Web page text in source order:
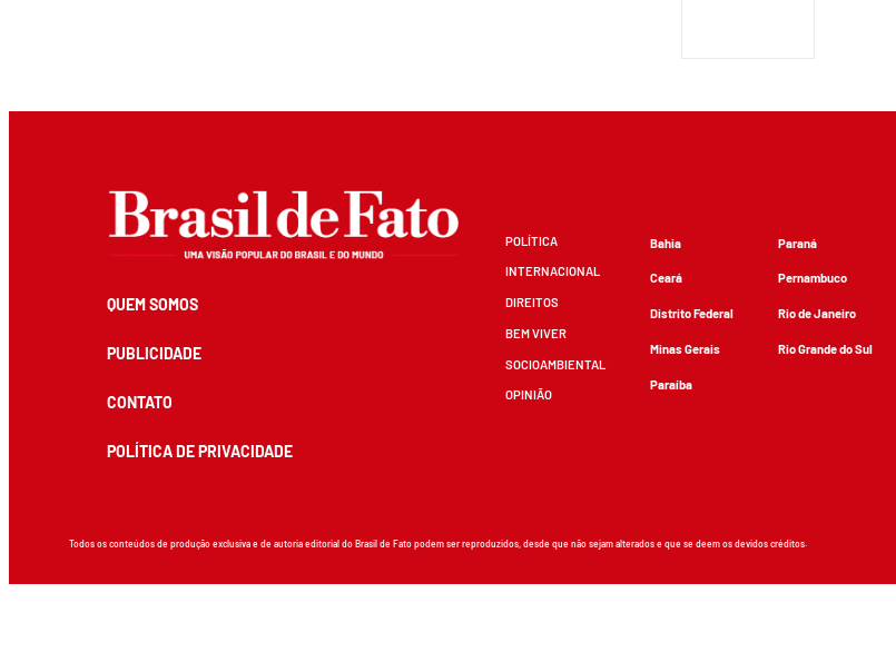
QUEM SOMOS
PUBLICIDADE
CONTATO
POLÍTICA DE PRIVACIDADE
POLÍTICA
INTERNACIONAL
DIREITOS
BEM VIVER
SOCIOAMBIENTAL
OPINIÃO
Bahia
Ceará
Distrito Federal
Minas Gerais
Paraíba
Paraná
Pernambuco
Rio de Janeiro
Rio Grande do Sul
Todos os conteúdos de produção exclusiva e de autoria editorial do Brasil de Fato podem ser reproduzidos, desde que não sejam alterados e que se deem os devidos créditos.